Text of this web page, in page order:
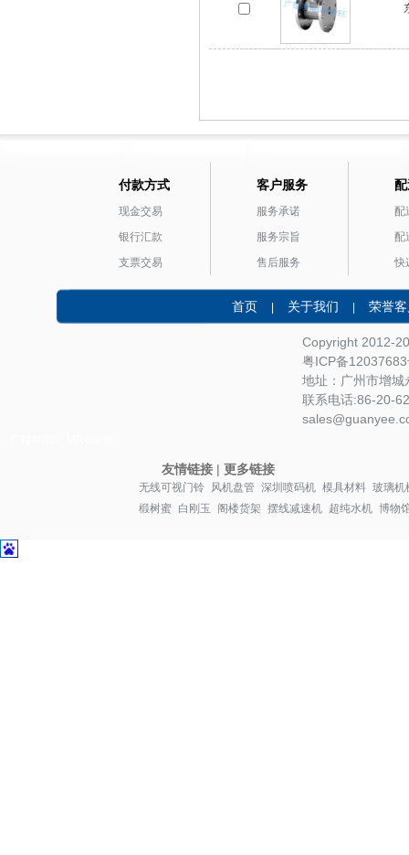
付款方式
现金交易
银行汇款
支票交易
客户服务
服务承诺
服务宗旨
售后服务
配
配
快
首页 | 关于我们 | 荣誉
Copyright 2012-
粤ICP备12037683
地址：广州市增
联系电话:86-20-
友情链接| 更多链接
无线可视门铃 风机盘管 深圳喷码机 模具材料 玻璃机
椴树蜜 白刚玉 阁楼货架 摆线减速机 超纯水机 博物